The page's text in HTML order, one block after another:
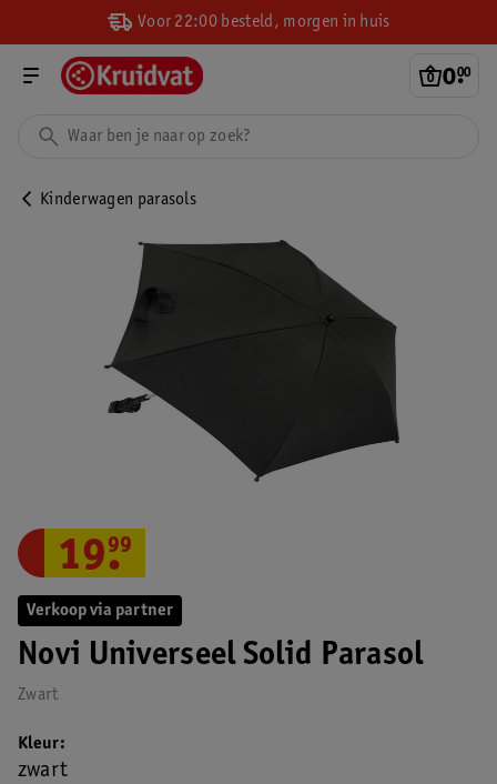
Voor 22:00 besteld, morgen in huis
0.
00
Kinderwagen parasols
Verkoop via partner
Novi Universeel Solid Parasol
Zwart
19.
99
Kleur
zwart